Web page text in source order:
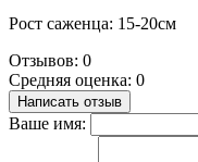
Рост саженца: 15-20см
Отзывов: 0
Средняя оценка: 0
Написать отзыв
Ваше имя: